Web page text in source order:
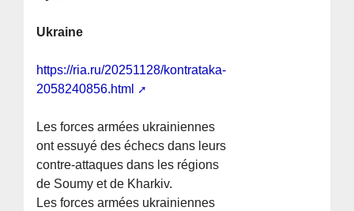
Ukraine
https://ria.ru/20251128/kontrataka-
2058240856.html
Les forces armées ukrainiennes
ont essuyé des échecs dans leurs
contre-attaques dans les régions
de Soumy et de Kharkiv.
Les forces armées ukrainiennes